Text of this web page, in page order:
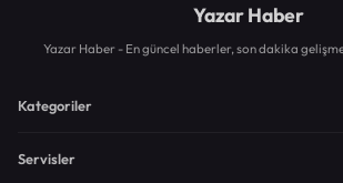
Yazar Haber
Yazar Haber - En güncel haberler, son dakika
Kategoriler
Servisler